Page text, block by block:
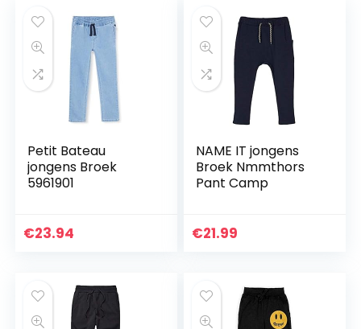
Petit Bateau
jongens Broek
5961901
€23.94
NAME IT jongens
Broek Nmmthors
Pant Camp
€21.99